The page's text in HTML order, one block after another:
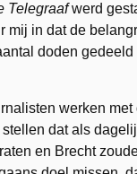
Telegraafwerd
mij in dat de
doden gedeeld
werken met
dat als
en Brecht